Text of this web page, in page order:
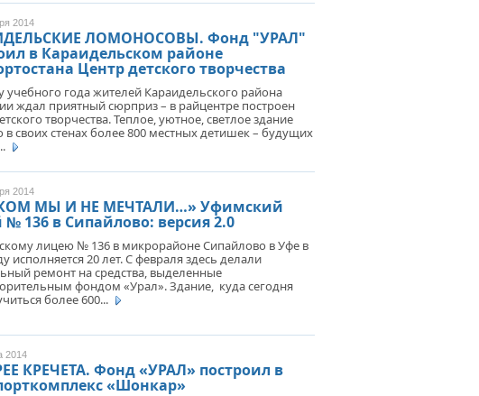
ПЕДАГОГИЧЕСКИЙ ВУЗ ПОМОГАЕТ
2014
ЛОМОНОСОВЫ. Фонд "УРАЛ"
в Караидельском районе
Центр детского творчества
учебного года жителей Караидельского района
ждал приятный сюрприз – в райцентре построен
творчества. Теплое, уютное, светлое здание
в своих стенах более 800 местных детишек – будущих
2014
МЫ И НЕ МЕЧТАЛИ…» Уфимский
136 в Сипайлово: версия 2.0
лицею № 136 в микрорайоне Сипайлово в Уфе в
исполняется 20 лет. С февраля здесь делали
ремонт на средства, выделенные
фондом «Урал». Здание, куда сегодня
более 600...
2014
КРЕЧЕТА. Фонд «УРАЛ» построил в
«Шонкар»